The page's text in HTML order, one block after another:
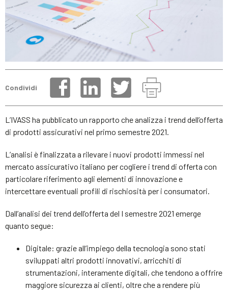
Condividi
L’IVASS ha pubblicato un rapporto che analizza i trend dell’offerta
di prodotti assicurativi nel primo semestre 2021.
L’analisi è finalizzata a rilevare i nuovi prodotti immessi nel
mercato assicurativo italiano per cogliere i trend di offerta con
particolare riferimento agli elementi di innovazione e
intercettare eventuali profili di rischiosità per i consumatori.
Dall’analisi dei trend dell’offerta del I semestre 2021 emerge
quanto segue:
Digitale: grazie all’impiego della tecnologia sono stati
sviluppati altri prodotti innovativi, arricchiti di
strumentazioni, interamente digitali, che tendono a offrire
maggiore sicurezza ai clienti, oltre che a rendere più